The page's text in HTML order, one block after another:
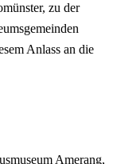
zu der
Anlass an die
Amerang,